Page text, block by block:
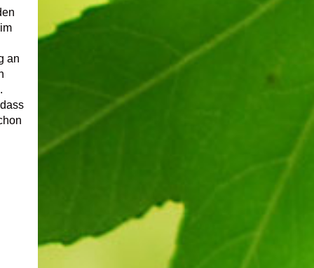
an